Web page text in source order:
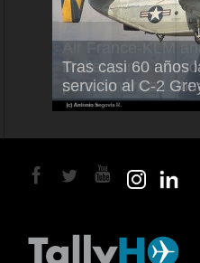
Tras casi 60 años
servicio al C-2
Air France-KLM
Mallet como
para América